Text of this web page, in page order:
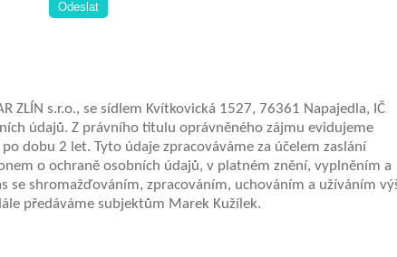
ZLÍN s.r.o., se sídlem Kvítkovická 1527, 76361 Napajedla, IČ
údajů. Z právního titulu oprávněného zájmu evidujeme
dobu 2 let. Tyto údaje zpracováváme za účelem zaslání
o ochraně osobních údajů, v platném znění, vyplněním a
se shromažďováním, zpracováním, uchováním a užíváním
předáváme subjektům Marek Kužílek.